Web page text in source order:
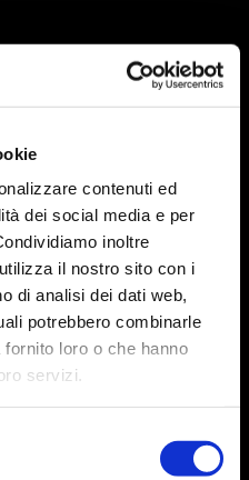
contenuti ed
dei social media e per
inoltre
il nostro sito con i
di analisi dei dati web,
potrebbero combinarle
loro o che hanno
servizi.